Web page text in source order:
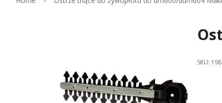
of
the
images
SKU: